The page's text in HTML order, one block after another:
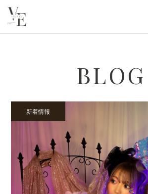
BLOG
新着情報